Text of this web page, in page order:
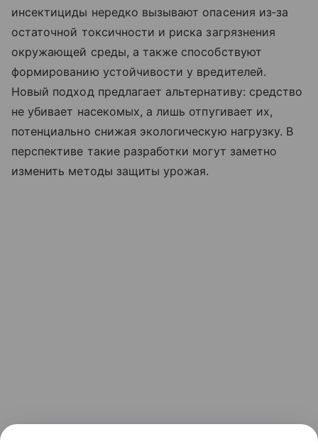
инсектициды нередко вызывают опасения из‑за
остаточной токсичности и риска загрязнения
окружающей среды, а также способствуют
формированию устойчивости у вредителей.
Новый подход предлагает альтернативу: средство
не убивает насекомых, а лишь отпугивает их,
потенциально снижая экологическую нагрузку. В
перспективе такие разработки могут заметно
изменить методы защиты урожая.